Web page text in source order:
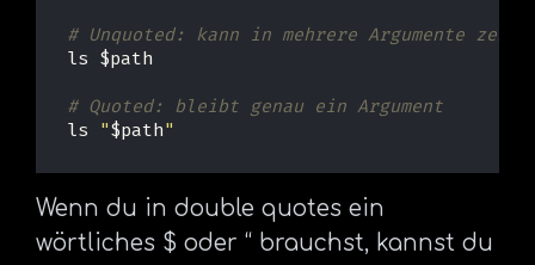
# Unquoted: kann in mehrere Argumente
ls
$path
# Quoted: bleibt genau ein Argument
ls
"$path"
Wenn du in double quotes ein
wörtliches $ oder “ brauchst, kannst du